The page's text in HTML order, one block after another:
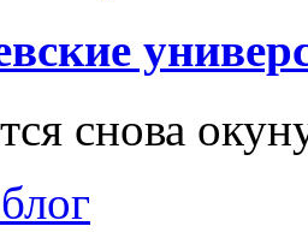
снова